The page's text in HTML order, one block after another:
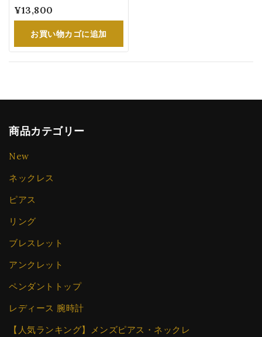
生日 お祝い
0
5
¥13,800
お買い物カゴに追加
商品カテゴリー
New
ネックレス
ピアス
リング
ブレスレット
アンクレット
ペンダントトップ
レディース 腕時計
【人気ランキング】メンズピアス・ネックレ